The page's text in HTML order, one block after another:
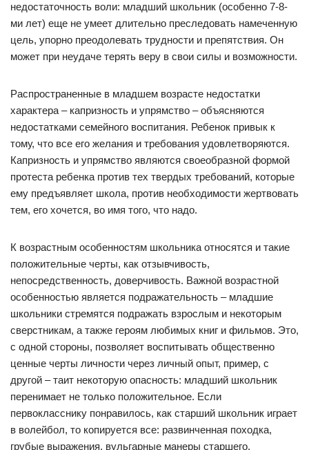
недостаточность воли: младший школьник (особенно 7-8-
ми лет) еще не умеет длительно преследовать намеченную
цель, упорно преодолевать трудности и препятствия. Он
может при неудаче терять веру в свои силы и возможности.
Распространенные в младшем возрасте недостатки
характера – капризность и упрямство – объясняются
недостатками семейного воспитания. Ребенок привык к
тому, что все его желания и требования удовлетворяются.
Капризность и упрямство являются своеобразной формой
протеста ребенка против тех твердых требований, которые
ему предъявляет школа, против необходимости жертвовать
тем, его хочется, во имя того, что надо.
К возрастным особенностям школьника относятся и такие
положительные черты, как отзывчивость,
непосредственность, доверчивость. Важной возрастной
особенностью является подражательность – младшие
школьники стремятся подражать взрослым и некоторым
сверстникам, а также героям любимых книг и фильмов. Это,
с одной стороны, позволяет воспитывать общественно
ценные черты личности через личный опыт, пример, с
другой – таит некоторую опасность: младший школьник
перенимает не только положительное. Если
первокласснику понравилось, как старший школьник играет
в волейбол, то копируется все: развинченная походка,
грубые выражения, вульгарные манеры старшего.